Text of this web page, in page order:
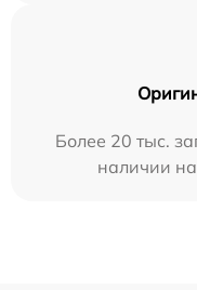
Более 20 тыс.
наличии